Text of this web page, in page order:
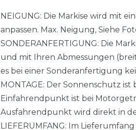
NEIGUNG: Die Markise wird mit
anpassen. Max. Neigung, Siehe
SONDERANFERTIGUNG: Die
und mit Ihren Abmessungen
es bei einer Sonderanfertigung
MONTAGE: Der Sonnenschutz
Einfahrendpunkt ist bei
Ausfahrendpunkt wird direkt in
LIEFERUMFANG: Im